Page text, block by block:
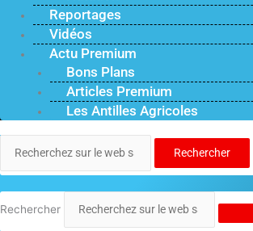
Reportages
Vidéos
Actu Premium
Bons Plans
Articles Premium
Les Antilles Agricoles
Rechercher
Rechercher